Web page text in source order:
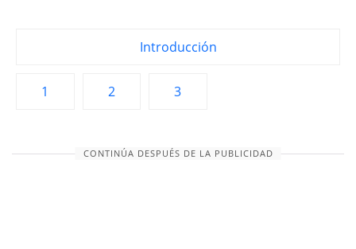
Introducción
1 2 3
CONTINÚA DESPUÉS DE LA PUBLICIDAD